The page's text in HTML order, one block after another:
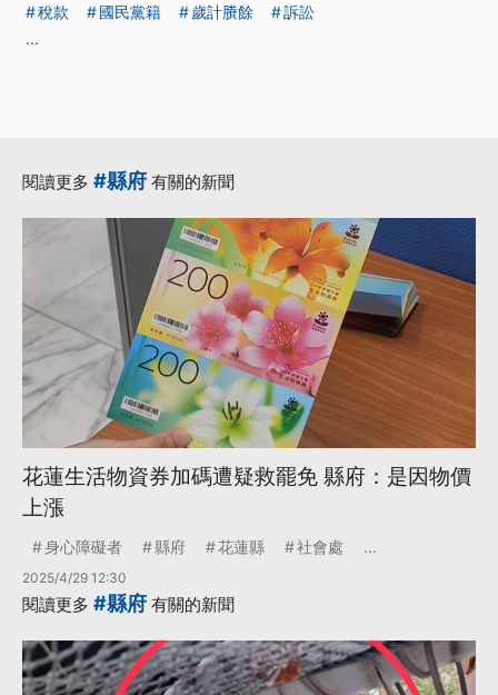
稅款
國民黨籍 歲計賸餘
訴訟
...
閱讀更多 #縣府 有關的新聞
花蓮生活物資券加碼遭疑救罷免 縣府：是因物價
上漲
身心障礙者 縣府 花蓮縣 社會處 ...
2025/4/29 12:30
閱讀更多 #縣府 有關的新聞